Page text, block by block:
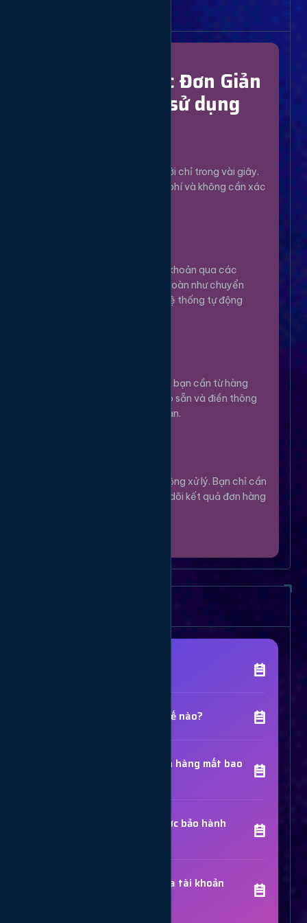
Chỉ Với 4 Bước Đơn Giản
để bắt đầu sử dụng
Tạo tài khoản mới chỉ trong vài giây.
Hoàn toàn miễn phí và không cần xác
Nạp tiền vào tài khoản qua các
phương thức an toàn như chuyển
khoản, Momo... Hệ thống tự động
Lựa chọn dịch vụ bạn cần từ hàng
ngàn tùy chọn có sẵn và điền thông
tin theo hướng dẫn.
Hệ thống sẽ tự động xử lý. Bạn chỉ cần
thư giãn và theo dõi kết quả đơn hàng
Chất lượng dịch vụ như thế nào?
Thời gian hoàn thành đơn hàng mất bao
Các dịch vụ đã mua có được bảo hành
Sử dụng dịch vụ có bị khóa tài khoản